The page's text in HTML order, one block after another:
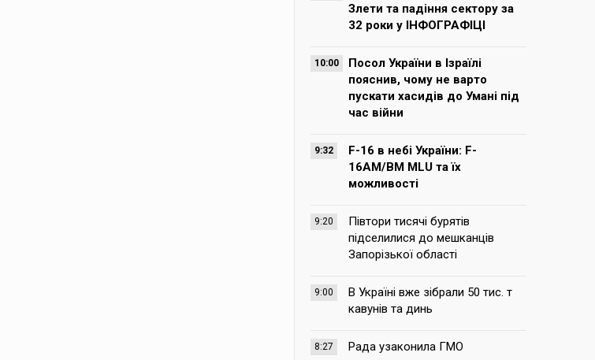
Злети та падіння сектору за
32 роки у ІНФОГРАФІЦІ
10:00
Посол України в Ізраїлі
пояснив, чому не варто
пускати хасидів до Умані під
час війни
9:32
F-16 в небі України: F-
16AM/BM MLU та їх
можливості
9:20
Півтори тисячі бурятів
підселилися до мешканців
Запорізької області
9:00
В Україні вже зібрали 50 тис. т
кавунів та динь
8:27 Рада узаконила ГМО